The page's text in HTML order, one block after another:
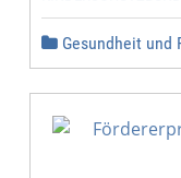
Gesundheit und